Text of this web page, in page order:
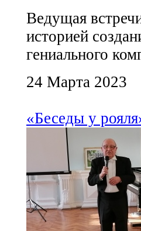
Ведущая
историей
гениального
24 Марта 2023
«Беседы у